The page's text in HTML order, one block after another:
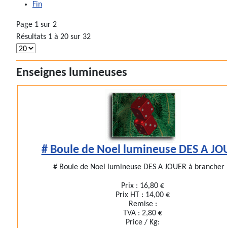
Fin
Page 1 sur 2
Résultats 1 à 20 sur 32
Enseignes lumineuses
# Boule de Noel lumineuse DES A
# Boule de Noel lumineuse DES A JOUER à brancher
Prix : 16,80 €
Prix HT : 14,00 €
Remise :
TVA :2,80 €
Price / Kg: